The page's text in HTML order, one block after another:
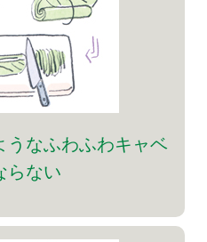
うなふわふわキャベ
らない